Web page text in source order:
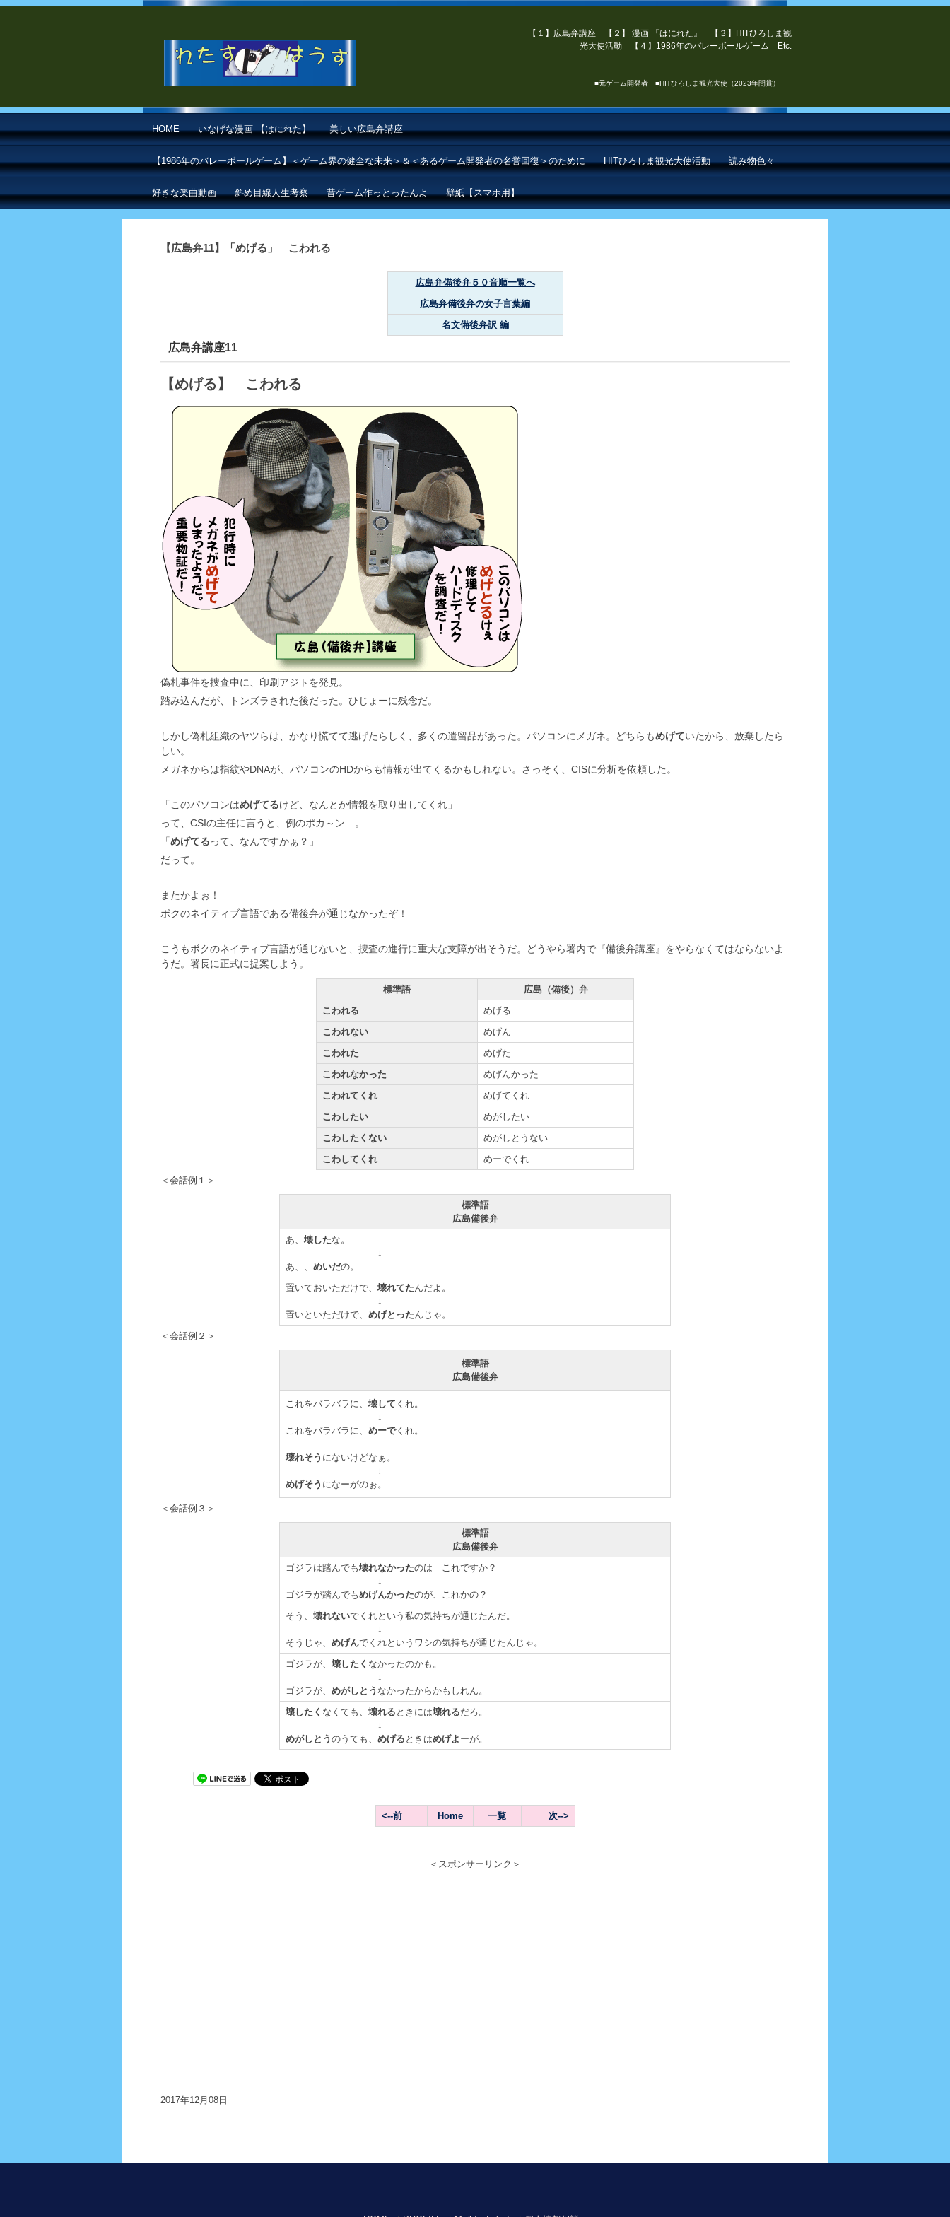
【１】広島弁講座 【２】 漫画 『はにれた』 【３】HITひろしま観
光大使活動 【４】1986年のバレーボールゲーム Etc.
■元ゲーム開発者 ■HITひろしま観光大使（2023年間賞）
HOME いなげな漫画 【はにれた】 美しい広島弁講座
【1986年のバレーボールゲーム】＜ゲーム界の健全な未来＞＆＜あるゲーム開発者の名誉回復＞のために HITひろしま観光大使活動 読み物色々
好きな楽曲動画 斜め目線人生考察 昔ゲーム作っとったんよ 壁紙【スマホ用】
【広島弁11】「めげる」 こわれる
広島弁備後弁５０音順一覧へ
広島弁備後弁の女子言葉編
名文備後弁訳 編
広島弁講座11
【めげる】 こわれる
偽札事件を捜査中に、印刷アジトを発見。
踏み込んだが、トンズラされた後だった。ひじょーに残念だ。
しかし偽札組織のヤツらは、かなり慌てて逃げたらしく、多くの遺留品があった。パソコンにメガネ。どちらもめげていたから、放棄したら
しい。
メガネからは指紋やDNAが、パソコンのHDからも情報が出てくるかもしれない。さっそく、CISに分析を依頼した。
「このパソコンはめげてるけど、なんとか情報を取り出してくれ」
って、CSIの主任に言うと、例のポカ～ン…。
「めげてるって、なんですかぁ？」
だって。
またかよぉ！
ボクのネイティブ言語である備後弁が通じなかったぞ！
こうもボクのネイティブ言語が通じないと、捜査の進行に重大な支障が出そうだ。どうやら署内で『備後弁講座』をやらなくてはならないよ
うだ。署長に正式に提案しよう。
標準語
広島（備後）弁
こわれる
めげる
こわれない
めげん
こわれた
めげた
こわれなかった
めげんかった
こわれてくれ
めげてくれ
こわしたい
めがしたい
こわしたくない
めがしとうない
こわしてくれ
めーでくれ
＜会話例１＞
標準語
広島備後弁
あ、 壊したな。
↓
あ、、 めいだの。
置いておいただけで、 壊れてた んだよ。
↓
置いといただけで、 めげとった んじゃ。
＜会話例２＞
標準語
広島備後弁
これをバラバラに、 壊して くれ。
↓
これをバラバラに、 めーでくれ。
壊れそう にないけどなぁ。
↓
めげそう になーがのぉ。
＜会話例３＞
標準語
広島備後弁
ゴジラは踏んでも壊れなかったのは これですか？
↓
ゴジラが踏んでもめげんかったのが、これかの？
そう、 壊れないでくれという私の気持ちが通じたんだ。
↓
そうじゃ、 めげんでくれというワシの気持ちが通じたんじゃ。
ゴジラが、 壊したく なかったのかも。
↓
ゴジラが、 めがしとう なかったからかもしれん。
壊したく なくても、 壊れる ときには壊れるだろ。
↓
めがしとう のうても、 めげる ときはめげよ ーが。
<--前 Home 一覧 次-->
＜スポンサーリンク＞
2017年12月08日